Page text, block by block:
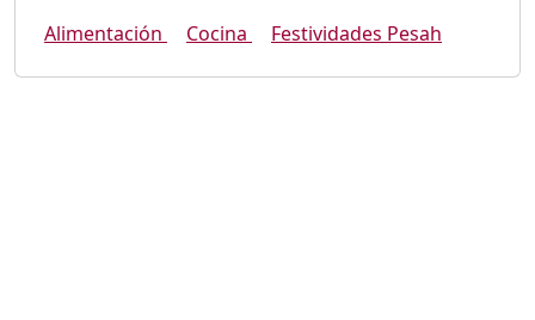
Alimentación
Cocina Festividades Pesah